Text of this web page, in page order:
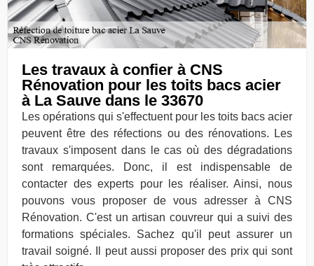
Les travaux à confier à CNS
Rénovation pour les toits bacs acier
à La Sauve dans le 33670
Les opérations qui s'effectuent pour les toits bacs acier
peuvent être des réfections ou des rénovations. Les
travaux s'imposent dans le cas où des dégradations
sont remarquées. Donc, il est indispensable de
contacter des experts pour les réaliser. Ainsi, nous
pouvons vous proposer de vous adresser à CNS
Rénovation. C'est un artisan couvreur qui a suivi des
formations spéciales. Sachez qu'il peut assurer un
travail soigné. Il peut aussi proposer des prix qui sont